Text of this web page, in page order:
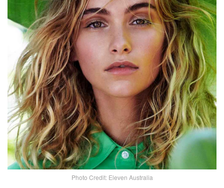
Photo Credit: Eleven Australia